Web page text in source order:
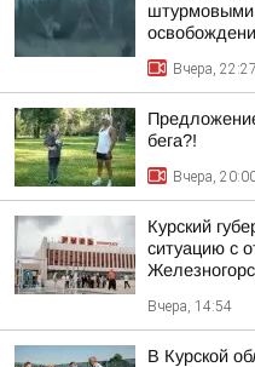
штурмовыми
Вчера, 22:27
бега?!
Вчера,
Курский
ситуацию с
Вчера, 14:54
В Курской